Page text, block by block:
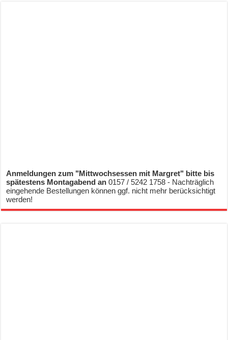
Anmeldungen zum "Mittwochsessen mit Margret" bitte bis
spätestens Montagabend an0157 / 5242 1758 - Nachträglich
eingehende Bestellungen können ggf. nicht mehr berücksichtigt
werden!